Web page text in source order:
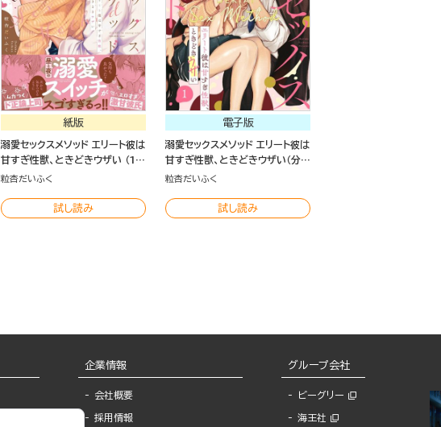
紙版
溺愛セックスメソッド エリート彼は
甘すぎ性獣、ときどきウザい （1）
【かきおろし漫画＆電子限定かき
粒杏だいふく
試し読み
電子版
溺愛セックスメソッド エリート彼は
甘すぎ性獣、ときどきウザい（分冊
版）
粒杏だいふく
試し読み
企業情報
会社概要
採用情報
グループ会社
ビーグリー
海王社